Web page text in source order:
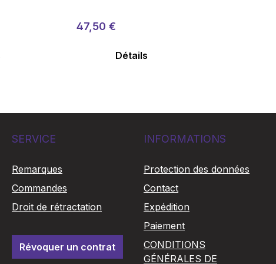
Prix de vente :
47,50 €
Détails
SERVICE
Remarques
Commandes
Droit de rétractation
Révoquer un contrat
INFORMATIONS
Protection des données
Contact
Expédition
Paiement
CONDITIONS
GÉNÉRALES DE